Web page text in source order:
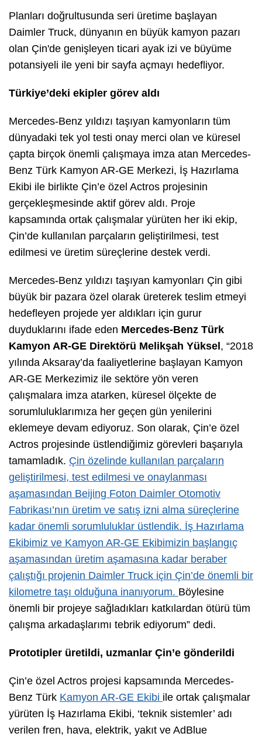
Planları doğrultusunda seri üretime başlayan
Daimler Truck, dünyanın en büyük kamyon pazarı
olan Çin'de genişleyen ticari ayak izi ve büyüme
potansiyeli ile yeni bir sayfa açmayı hedefliyor.
Türkiye’deki ekipler görev aldı
Mercedes-Benz yıldızı taşıyan kamyonların tüm
dünyadaki tek yol testi onay merci olan ve küresel
çapta birçok önemli çalışmaya imza atan Mercedes-
Benz Türk Kamyon AR-GE Merkezi, İş Hazırlama
Ekibi ile birlikte Çin’e özel Actros projesinin
gerçekleşmesinde aktif görev aldı. Proje
kapsamında ortak çalışmalar yürüten her iki ekip,
Çin’de kullanılan parçaların geliştirilmesi, test
edilmesi ve üretim süreçlerine destek verdi.
Mercedes-Benz yıldızı taşıyan kamyonları Çin gibi
büyük bir pazara özel olarak üreterek teslim etmeyi
hedefleyen projede yer aldıkları için gurur
duyduklarını ifade eden Mercedes-Benz Türk
Kamyon AR-GE Direktörü Melikşah Yüksel , “2018
yılında Aksaray’da faaliyetlerine başlayan Kamyon
AR-GE Merkezimiz ile sektöre yön veren
çalışmalara imza atarken, küresel ölçekte de
sorumluluklarımıza her geçen gün yenilerini
eklemeye devam ediyoruz. Son olarak, Çin’e özel
Actros projesinde üstlendiğimiz görevleri başarıyla
tamamladık. Çin özelinde kullanılan parçaların
geliştirilmesi, test edilmesi ve onaylanması
aşamasından Beijing Foton Daimler Otomotiv
Fabrikası’nın üretim ve satış izni alma süreçlerine
kadar önemli sorumluluklar üstlendik. İş Hazırlama
Ekibimiz ve Kamyon AR-GE Ekibimizin başlangıç
aşamasından üretim aşamasına kadar beraber
çalıştığı projenin Daimler Truck için Çin’de önemli bir
kilometre taşı olduğuna inanıyorum. Böylesine
önemli bir projeye sağladıkları katkılardan ötürü tüm
çalışma arkadaşlarımı tebrik ediyorum” dedi.
Prototipler üretildi, uzmanlar Çin’e gönderildi
Çin’e özel Actros projesi kapsamında Mercedes-
Benz Türk Kamyon AR-GE Ekibi ile ortak çalışmalar
yürüten İş Hazırlama Ekibi, ‘teknik sistemler’ adı
verilen fren, hava, elektrik, yakıt ve AdBlue